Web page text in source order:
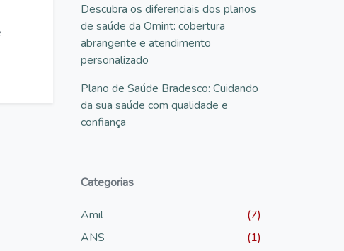
Descubra os diferenciais dos planos
de saúde da Omint: cobertura
abrangente e atendimento
personalizado
Plano de Saúde Bradesco: Cuidando
da sua saúde com qualidade e
confiança
Categorias
Amil
(7)
ANS
(1)